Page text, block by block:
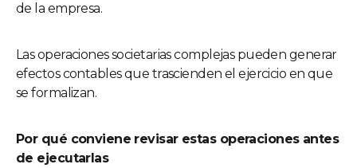
de la empresa.
Las operaciones societarias complejas pueden generar
efectos contables que trascienden el ejercicio en que
se formalizan.
Por qué conviene revisar estas operaciones antes
de ejecutarlas